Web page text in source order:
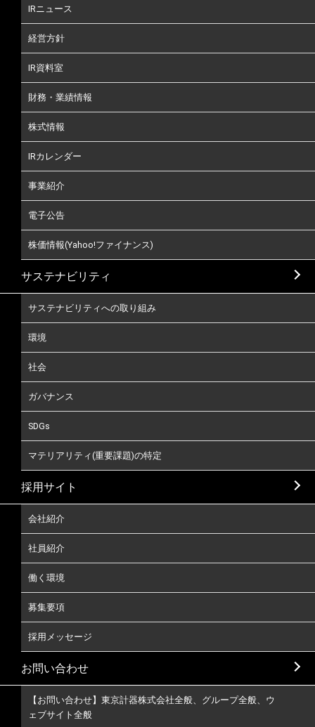
IRニュース
経営方針
IR資料室
財務・業績情報
株式情報
IRカレンダー
事業紹介
電子公告
株価情報(Yahoo!ファイナンス)
サステナビリティ
サステナビリティへの取り組み
環境
社会
ガバナンス
SDGs
マテリアリティ(重要課題)の特定
採用サイト
会社紹介
社員紹介
働く環境
募集要項
採用メッセージ
お問い合わせ
【お問い合わせ】東京計器株式会社全般、グループ全般、ウ
ェブサイト全般